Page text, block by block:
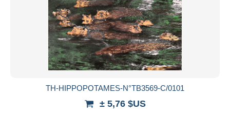
TH-HIPPOPOTAMES-N°TB3569-C/0101
± 5,76 $US